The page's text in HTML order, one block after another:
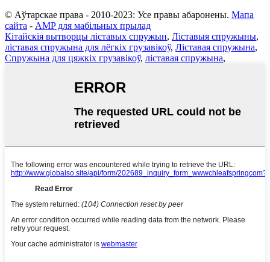
© Аўтарскае права - 2010-2023: Усе правы абаронены. Мапа
сайта - AMP для мабільных прылад
Кітайскія вытворцы ліставых спружын, Ліставыя спружыны,
ліставая спружына для лёгкіх грузавікоў, Ліставая спружына,
Спружына для цяжкіх грузавікоў, ліставая спружына,